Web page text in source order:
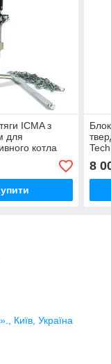
ICMA з
для
котла
37
8
Київ, Україна